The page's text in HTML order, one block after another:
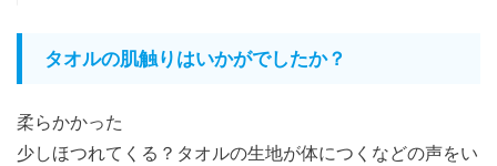
タオルの肌触りはいかがでしたか？
柔らかかった
少しほつれてくる？タオルの生地が体につくなどの声をい